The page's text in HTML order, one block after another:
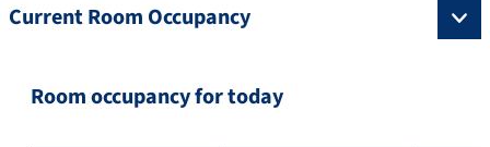
Current Room Occupancy
Room occupancy for today